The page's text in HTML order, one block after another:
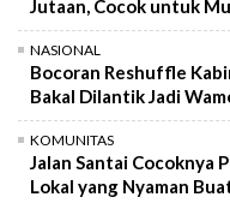
Jutaan, Cocok untuk
NASIONAL
Bocoran Reshuffle
Bakal Dilantik Jadi
KOMUNITAS
Jalan Santai Cocoknya
Lokal yang Nyaman